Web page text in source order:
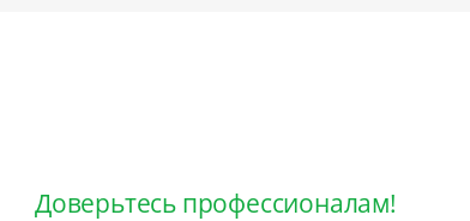
Доверьтесь профессионалам!